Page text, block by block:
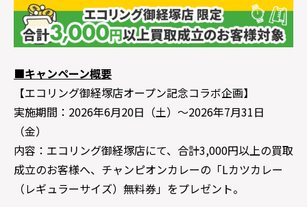
■キャンペーン概要
【エコリング御経塚店オープン記念コラボ企画】
実施期間：2026年6月20日（土）～2026年7月31日
（金）
内容：エコリング御経塚店にて、合計3,000円以上の買取
成立のお客様へ、チャンピオンカレーの「Lカツカレー
（レギュラーサイズ）無料券」をプレゼント。